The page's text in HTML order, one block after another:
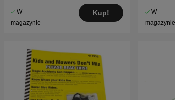
W
magazynie
Kup!
W
magazynie